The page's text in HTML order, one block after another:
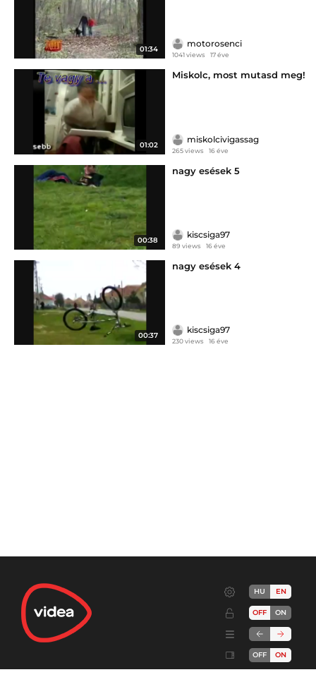
01:34
motorosenci
1041 views 17 éve
01:02
Miskolc, most mutasd meg!
miskolcivigassag
265 views 16 éve
00:38
nagy esések 5
kiscsiga97
89 views 16 éve
00:37
nagy esések 4
kiscsiga97
230 views 16 éve
HU EN
OFF ON
OFF ON